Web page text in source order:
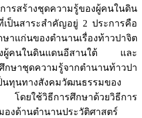
สร้างชุดความรู้ของผู้คนในดิน
ป็นสาระสำคัญอยู่ 2 ประการคือ
าแก่นของตำนานเรื่องท้าวปาจิต
งผู้คนในดินแดนอีสานใต้ และ
ษาชุดความรู้จากตำนานท้าวปา
นทุนทางสังคมวัฒนธรรมของ
ยใช้วิธีการศึกษาด้วยวิธีการ
งด้านตำนานประวัติศาสตร์